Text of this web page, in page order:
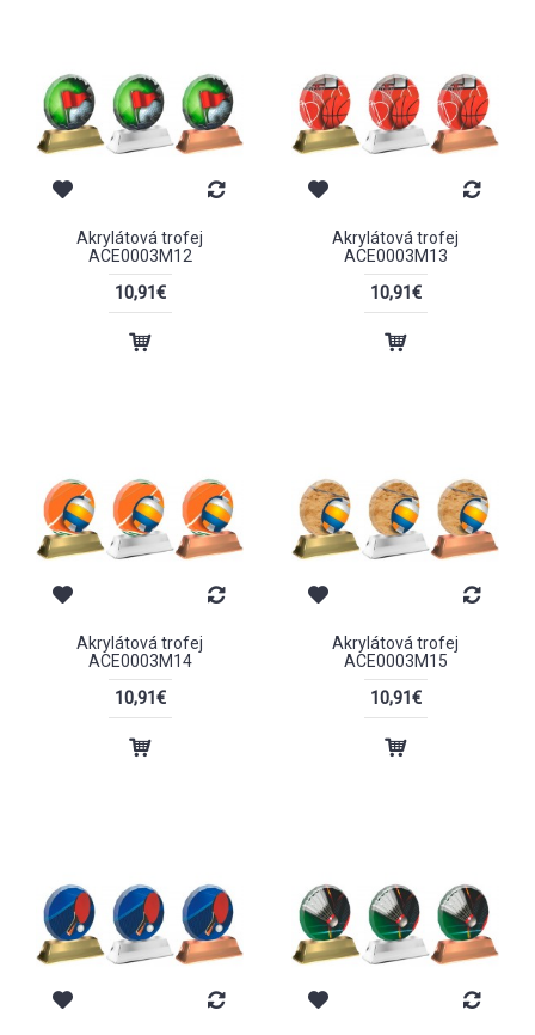
Akrylátová trofej
ACE0003M12
10,91€
Akrylátová trofej
ACE0003M13
10,91€
Akrylátová trofej
ACE0003M14
10,91€
Akrylátová trofej
ACE0003M15
10,91€